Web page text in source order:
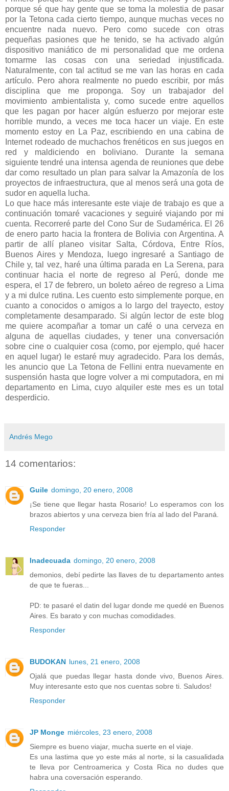
porque sé que hay gente que se toma la molestia de pasar
por la Tetona cada cierto tiempo, aunque muchas veces no
encuentre nada nuevo. Pero como sucede con otras
pequeñas pasiones que he tenido, se ha activado algún
dispositivo maniático de mi personalidad que me ordena
tomarme las cosas con una seriedad injustificada.
Naturalmente, con tal actitud se me van las horas en cada
artículo. Pero ahora realmente no puedo escribir, por más
disciplina que me proponga. Soy un trabajador del
movimiento ambientalista y, como sucede entre aquellos
que les pagan por hacer algún esfuerzo por mejorar este
horrible mundo, a veces me toca hacer un viaje. En este
momento estoy en La Paz, escribiendo en una cabina de
Internet rodeado de muchachos frenéticos en sus juegos en
red y maldiciendo en boliviano. Durante la semana
siguiente tendré una intensa agenda de reuniones que debe
dar como resultado un plan para salvar la Amazonía de los
proyectos de infraestructura, que al menos será una gota de
sudor en aquella lucha.
Lo que hace más interesante este viaje de trabajo es que a
continuación tomaré vacaciones y seguiré viajando por mi
cuenta. Recorreré parte del Cono Sur de Sudamérica. El 26
de enero parto hacia la frontera de Bolivia con Argentina. A
partir de allí planeo visitar Salta, Córdova, Entre Ríos,
Buenos Aires y Mendoza, luego ingresaré a Santiago de
Chile y, tal vez, haré una última parada en La Serena, para
continuar hacia el norte de regreso al Perú, donde me
espera, el 17 de febrero, un boleto aéreo de regreso a Lima
y a mi dulce rutina. Les cuento esto simplemente porque, en
cuanto a conocidos o amigos a lo largo del trayecto, estoy
completamente desamparado. Si algún lector de este blog
me quiere acompañar a tomar un café o una cerveza en
alguna de aquellas ciudades, y tener una conversación
sobre cine o cualquier cosa (como, por ejemplo, qué hacer
en aquel lugar) le estaré muy agradecido. Para los demás,
les anuncio que La Tetona de Fellini entra nuevamente en
suspensión hasta que logre volver a mi computadora, en mi
departamento en Lima, cuyo alquiler este mes es un total
desperdicio.
Andrés Mego
14 comentarios:
Guile domingo, 20 enero, 2008
¡Se tiene que llegar hasta Rosario! Lo esperamos con los
brazos abiertos y una cerveza bien fría al lado del Paraná.
Responder
Inadecuada domingo, 20 enero, 2008
demonios, debí pedirte las llaves de tu departamento antes
de que te fueras...
PD: te pasaré el datin del lugar donde me quedé en Buenos
Aires. Es barato y con muchas comodidades.
Responder
BUDOKAN lunes, 21 enero, 2008
Ojalá que puedas llegar hasta donde vivo, Buenos Aires.
Muy interesante esto que nos cuentas sobre ti. Saludos!
Responder
JP Monge miércoles, 23 enero, 2008
Siempre es bueno viajar, mucha suerte en el viaje.
Es una lastima que yo este más al norte, si la casualidada
te lleva por Centroamerica y Costa Rica no dudes que
habra una coversación esperando.